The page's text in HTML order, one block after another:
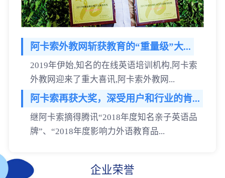
阿卡索外教网斩获教育的“重量级”大...
2019年伊始,知名的在线英语培训机构,阿卡索
外教网迎来了重大喜讯,阿卡索外教网...
阿卡索再获大奖，深受用户和行业的肯...
继阿卡索摘得腾讯“2018年度知名亲子英语品
牌”、“2018年度影响力外语教育品...
企业荣誉